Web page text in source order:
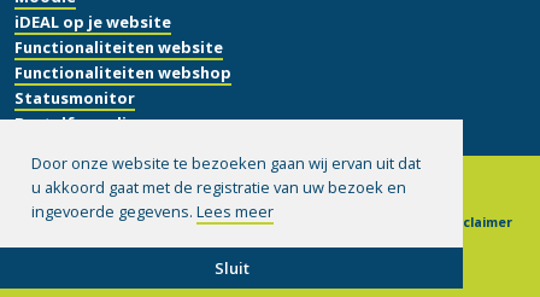
Door onze website te bezoeken gaan wij ervan uit dat
u akkoord gaat met de registratie van uw bezoek en
ingevoerde gegevens. Lees meer
Sluit
iDEAL op je website
Functionaliteiten website
Functionaliteiten webshop
Statusmonitor
Bestelformulier
© 1999-2026 Sieronline B.V. | Algemene voorwaarden
Disclaimer